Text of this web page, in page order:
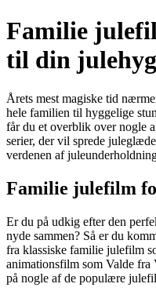
Familie
til din
Årets mest magiske tid
hele familien til hyggelige
får du et overblik over nogle
serier, der vil sprede
verdenen af
Familie julefilm
Er du på udkig efter den
nyde sammen? Så er du
fra klassiske familie julefilm
animationsfilm som Valde fra
på nogle af de populære